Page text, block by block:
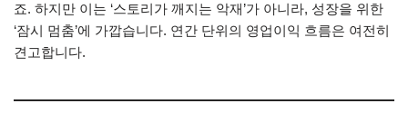
죠. 하지만 이는 ‘스토리가 깨지는 악재’가 아니라, 성장을 위한
‘잠시 멈춤’에 가깝습니다. 연간 단위의 영업이익 흐름은 여전히
견고합니다.